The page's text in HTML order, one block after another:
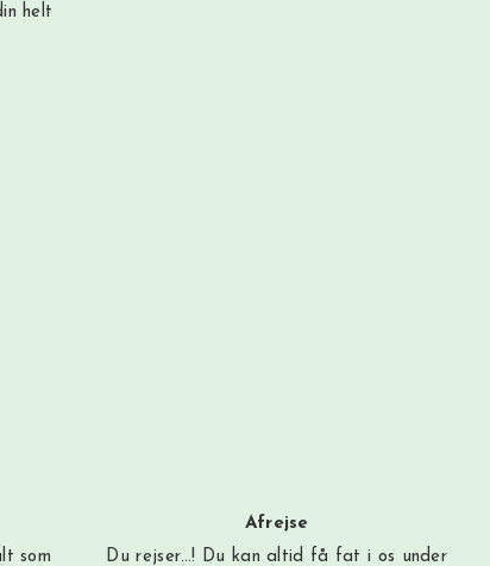
helt
som
Afrejse
Du rejser…! Du kan altid få fat i os under